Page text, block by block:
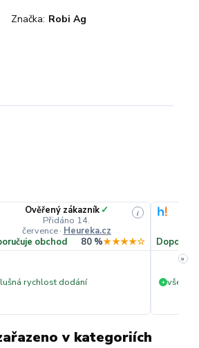
Značka: Robi Ag
Ověřený zákazník ✓
Přidáno 14.
července· Heureka.cz
i
obchod 80 %★★★★☆
rychlost dodání + vše v
»
v kategoriích